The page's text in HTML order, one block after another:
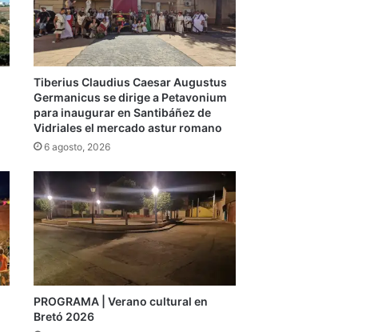
Tiberius Claudius Caesar Augustus
Germanicus se dirige a Petavonium
para inaugurar en Santibáñez de
Vidriales el mercado astur romano
6 agosto, 2026
PROGRAMA | Verano cultural en
Bretó 2026